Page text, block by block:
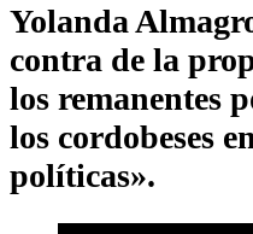
Yolanda
contra de la
los remanentes
los cordobeses
políticas».